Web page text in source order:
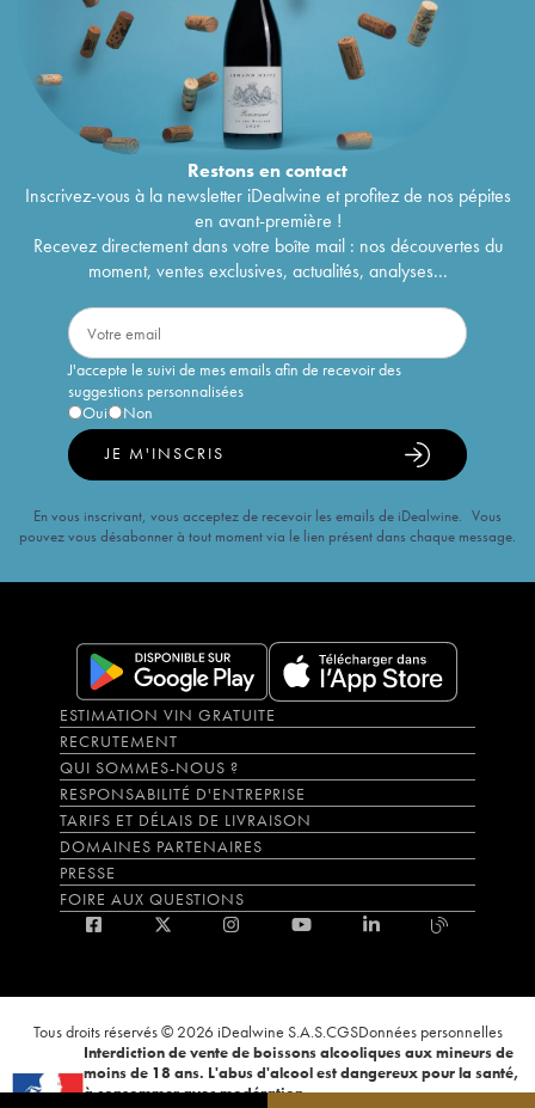
Restons encontact
Inscrivez-vous à la newsletter iDealwine et profitez de nos pépites
en avant-première !
Recevez directement dans votre boîte mail : nos découvertes du
moment, ventes exclusives, actualités, analyses...
J'accepte le suivi de mes emails afin de recevoir des
suggestions personnalisées
Oui
Non
JE M'INSCRIS
En vous inscrivant, vous acceptez de recevoir les emails de iDealwine. Vous
pouvez vous désabonner à tout moment via le lien présent dans chaque message.
ESTIMATION VIN GRATUITE
RECRUTEMENT
QUI SOMMES-NOUS ?
RESPONSABILITÉ D'ENTREPRISE
TARIFS ET DÉLAIS DE LIVRAISON
DOMAINES PARTENAIRES
PRESSE
FOIRE AUX QUESTIONS
Tous droits réservés © 2026 iDealwine S.A.S.CGSDonnées personnelles
Interdiction de vente de boissons alcooliques aux mineurs de
moins de 18 ans. L'abus d'alcool est dangereux pour la santé,
à consommer avec modération.